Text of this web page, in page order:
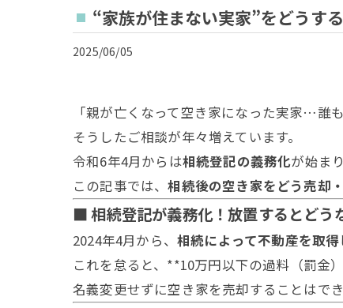
“家族が住まない実家”をどうす
2025/06/05
「親が亡くなって空き家になった実家…誰
そうしたご相談が年々増えています。
令和6年4月からは相続登記の義務化が始ま
この記事では、相続後の空き家をどう売却
■ 相続登記が義務化！放置するとどう
2024年4月から、 相続によって不動産を取
これを怠ると、**10万円以下の過料（罰金
名義変更せずに空き家を売却することはでき